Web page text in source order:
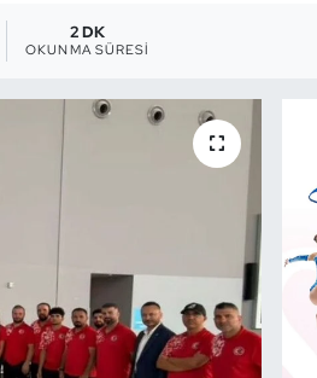
2 DK
OKUNMA SÜRESI